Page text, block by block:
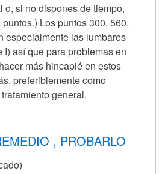
o, si no dispones de tiempo,
Los puntos 300, 560,
especialmente las lumbares
I) así que para problemas en
más hincapié en estos
preferiblemente como
general.
, PROBARLO